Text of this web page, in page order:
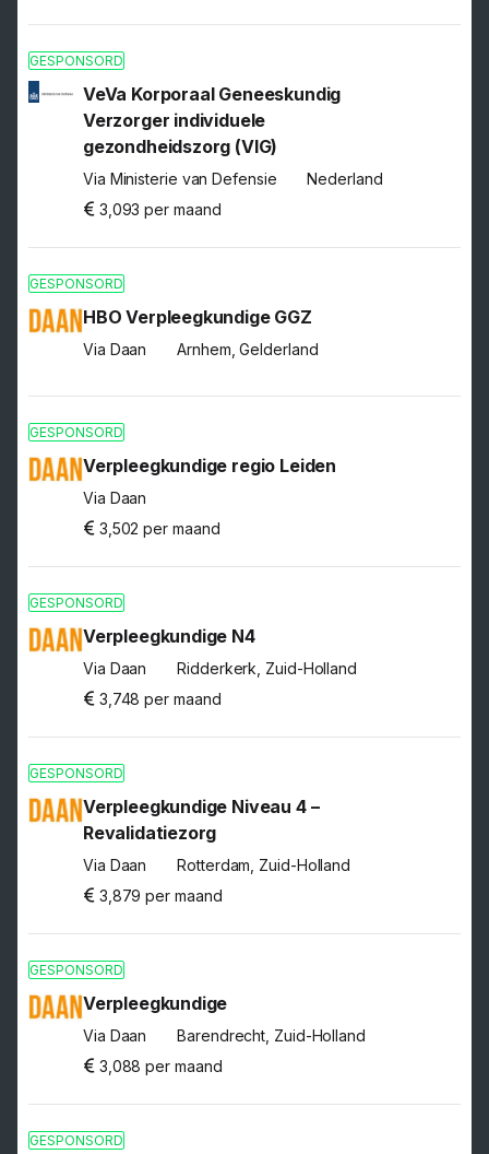
GESPONSORD
VeVa Korporaal Geneeskundig
Verzorger individuele
gezondheidszorg (VIG)
Via Ministerie van Defensie
Nederland
3,093 per maand
GESPONSORD
HBO Verpleegkundige GGZ
Via Daan Arnhem, Gelderland
GESPONSORD
Verpleegkundige regio Leiden
Via Daan
3,502 per maand
GESPONSORD
Verpleegkundige N4
Via Daan
Ridderkerk, Zuid-Holland
3,748 per maand
GESPONSORD
Verpleegkundige Niveau 4 –
Revalidatiezorg
Via Daan
Rotterdam, Zuid-Holland
3,879 per maand
GESPONSORD
Verpleegkundige
Via Daan
Barendrecht, Zuid-Holland
3,088 per maand
GESPONSORD